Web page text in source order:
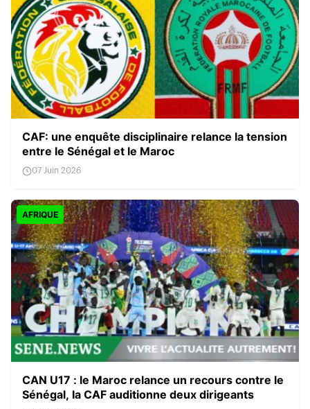
CAF: une enquête disciplinaire relance la tension
entre le Sénégal et le Maroc
07 Juin 2026
AFRIQUE
CAN U17 : le Maroc relance un recours contre le
Sénégal, la CAF auditionne deux dirigeants